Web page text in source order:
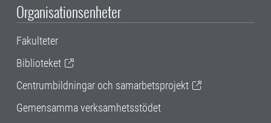
Organisationsenheter
Fakulteter
Biblioteket
Centrumbildningar och samarbetsprojekt
Gemensamma verksamhetsstödet